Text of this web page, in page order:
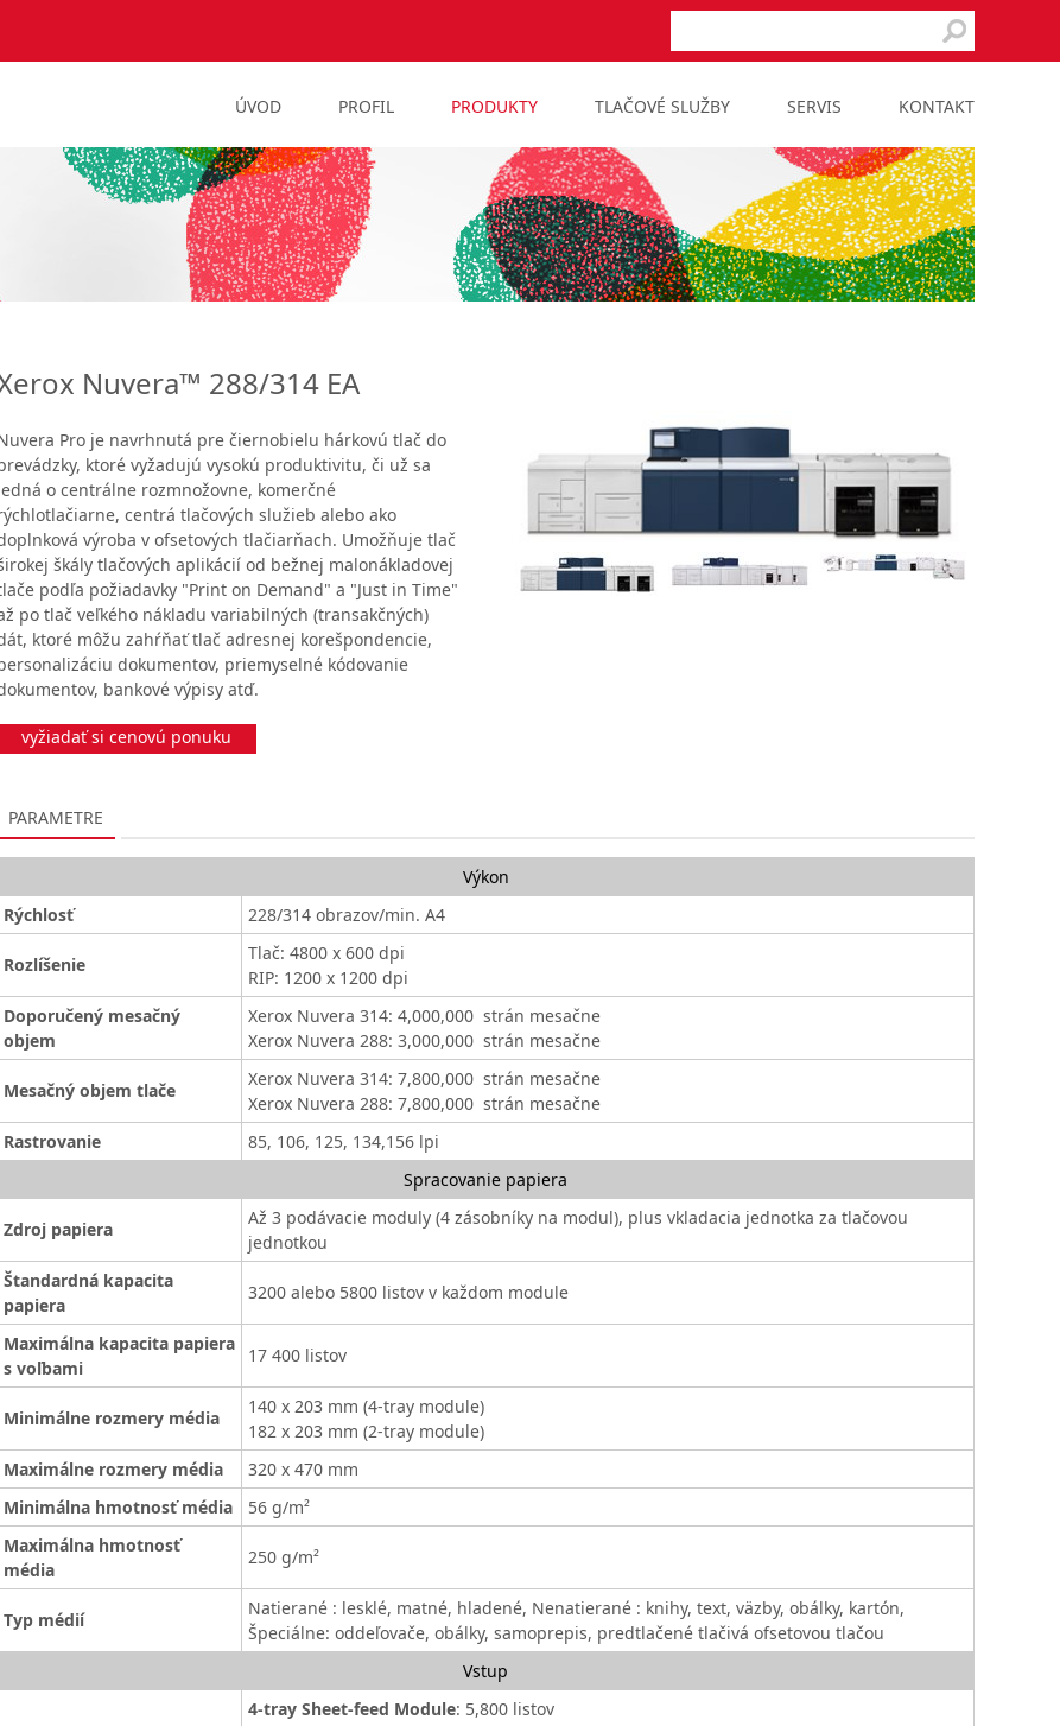
ÚVOD PROFIL PRODUKTY TLAČOVÉ SLUŽBY SERVIS KONTAKT
Nuvera™ 288/314 EA
Pro je navrhnutá pre čiernobielu hárkovú tlač do
ktoré vyžadujú vysokú produktivitu, či už sa
o centrálne rozmnožovne, komerčné
centrá tlačových služieb alebo ako
výroba v ofsetových tlačiarňach. Umožňuje tlač
škály tlačových aplikácií od bežnej malonákladovej
podľa požiadavky "Print on Demand" a "Just in Time"
po tlač veľkého nákladu variabilných (transakčných)
ktoré môžu zahŕňať tlač adresnej korešpondencie,
dokumentov, priemyselné kódovanie
bankové výpisy atď.
vyžiadať si cenovú ponuku
PARAMETRE
Výkon
Rýchlosť
228/314 obrazov/min. A4
Rozlíšenie
Tlač: 4800 x 600 dpi
RIP: 1200 x 1200 dpi
Doporučený mesačný
objem
Xerox Nuvera 314: 4,000,000 strán mesačne
Xerox Nuvera 288: 3,000,000 strán mesačne
Mesačný objem tlače
Xerox Nuvera 314: 7,800,000 strán mesačne
Xerox Nuvera 288: 7,800,000 strán mesačne
Rastrovanie
85, 106, 125, 134,156 lpi
Spracovanie papiera
Zdroj papiera
Až 3 podávacie moduly (4 zásobníky na modul), plus vkladacia jednotka za tlačovou
jednotkou
Štandardná kapacita
papiera
3200 alebo 5800 listov v každom module
Maximálna kapacita papiera
s voľbami
17 400 listov
Minimálne rozmery média
140 x 203 mm (4-tray module)
182 x 203 mm (2-tray module)
Maximálne rozmery média
320 x 470 mm
Minimálna hmotnosť média
56 g/m²
Maximálna hmotnosť
média
250 g/m²
Typ médií
Natierané : lesklé, matné, hladené, Nenatierané : knihy, text, väzby, obálky, kartón,
Špeciálne: oddeľovače, obálky, samoprepis, predtlačené tlačivá ofsetovou tlačou
Vstup
4-tray Sheet-feed Module: 5,800 listov